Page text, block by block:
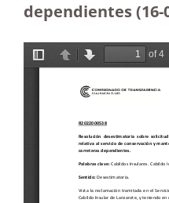
dependientes (16-